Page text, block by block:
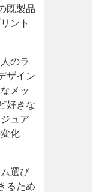
既製品
ント
のラ
ザイン
メッ
好きな
ュア
化
選び
るため